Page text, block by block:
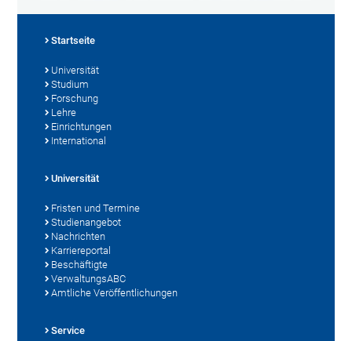
Startseite
Universität
Studium
Forschung
Lehre
Einrichtungen
International
Universität
Fristen und Termine
Studienangebot
Nachrichten
Karriereportal
Beschäftigte
VerwaltungsABC
Amtliche Veröffentlichungen
Service